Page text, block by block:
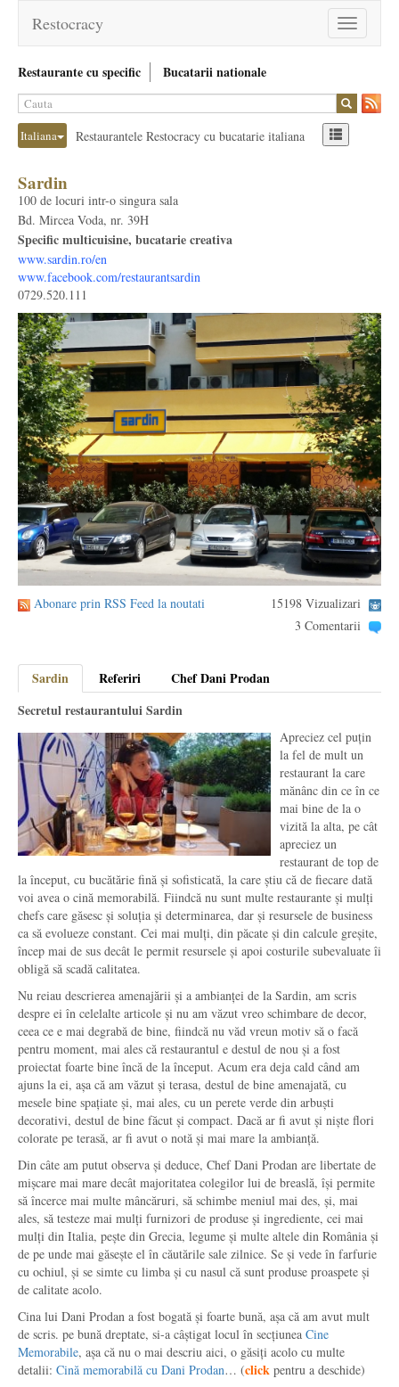
Toggle
navigation
Restocracy
Restaurante cu specific Bucatarii nationale
Italiana Restaurantele Restocracy cu bucatarie italiana
Sardin
100 de locuri intr-o singura sala
Bd. Mircea Voda, nr. 39H
Specific multicuisine, bucatarie creativa
www.sardin.ro/en
www.facebook.com/restaurantsardin
0729.520.111
Abonare prin RSS Feed la noutati
15198 Vizualizari
3 Comentarii
Sardin Referiri
Chef Dani Prodan
Secretul restaurantului Sardin
Apreciez cel puțin
la fel de mult un
restaurant la care
mănânc din ce în ce
mai bine de la o
vizită la alta, pe cât
apreciez un
restaurant de top de
la început, cu bucătărie fină și sofisticată, la care știu că de fiecare dată
voi avea o cină memorabilă. Fiindcă nu sunt multe restaurante și mulți
chefs care găsesc și soluția și determinarea, dar și resursele de business
ca să evolueze constant. Cei mai mulți, din păcate și din calcule greșite,
încep mai de sus decât le permit resursele și apoi costurile subevaluate îi
obligă să scadă calitatea.
Nu reiau descrierea amenajării și a ambianței de la Sardin, am scris
despre ei în celelalte articole și nu am văzut vreo schimbare de decor,
ceea ce e mai degrabă de bine, fiindcă nu văd vreun motiv să o facă
pentru moment, mai ales că restaurantul e destul de nou și a fost
proiectat foarte bine încă de la început. Acum era deja cald când am
ajuns la ei, așa că am văzut și terasa, destul de bine amenajată, cu
mesele bine spațiate și, mai ales, cu un perete verde din arbuști
decorativi, destul de bine făcut și compact. Dacă ar fi avut și niște flori
colorate pe terasă, ar fi avut o notă și mai mare la ambianță.
Din câte am putut observa și deduce, Chef Dani Prodan are libertate de
mișcare mai mare decât majoritatea colegilor lui de breaslă, își permite
să încerce mai multe mâncăruri, să schimbe meniul mai des, și, mai
ales, să testeze mai mulți furnizori de produse și ingrediente, cei mai
mulți din Italia, pește din Grecia, legume și multe altele din România și
de pe unde mai găsește el în căutările sale zilnice. Se și vede în farfurie
cu ochiul, și se simte cu limba și cu nasul că sunt produse proaspete și
de calitate acolo.
Cina lui Dani Prodan a fost bogată și foarte bună, așa că am avut mult
de scris. pe bună dreptate, si-a câștigat locul în secțiunea Cine
Memorabile, așa că nu o mai descriu aici, o găsiți acolo cu multe
detalii: Cină memorabilă cu Dani Prodan… (click pentru a deschide)